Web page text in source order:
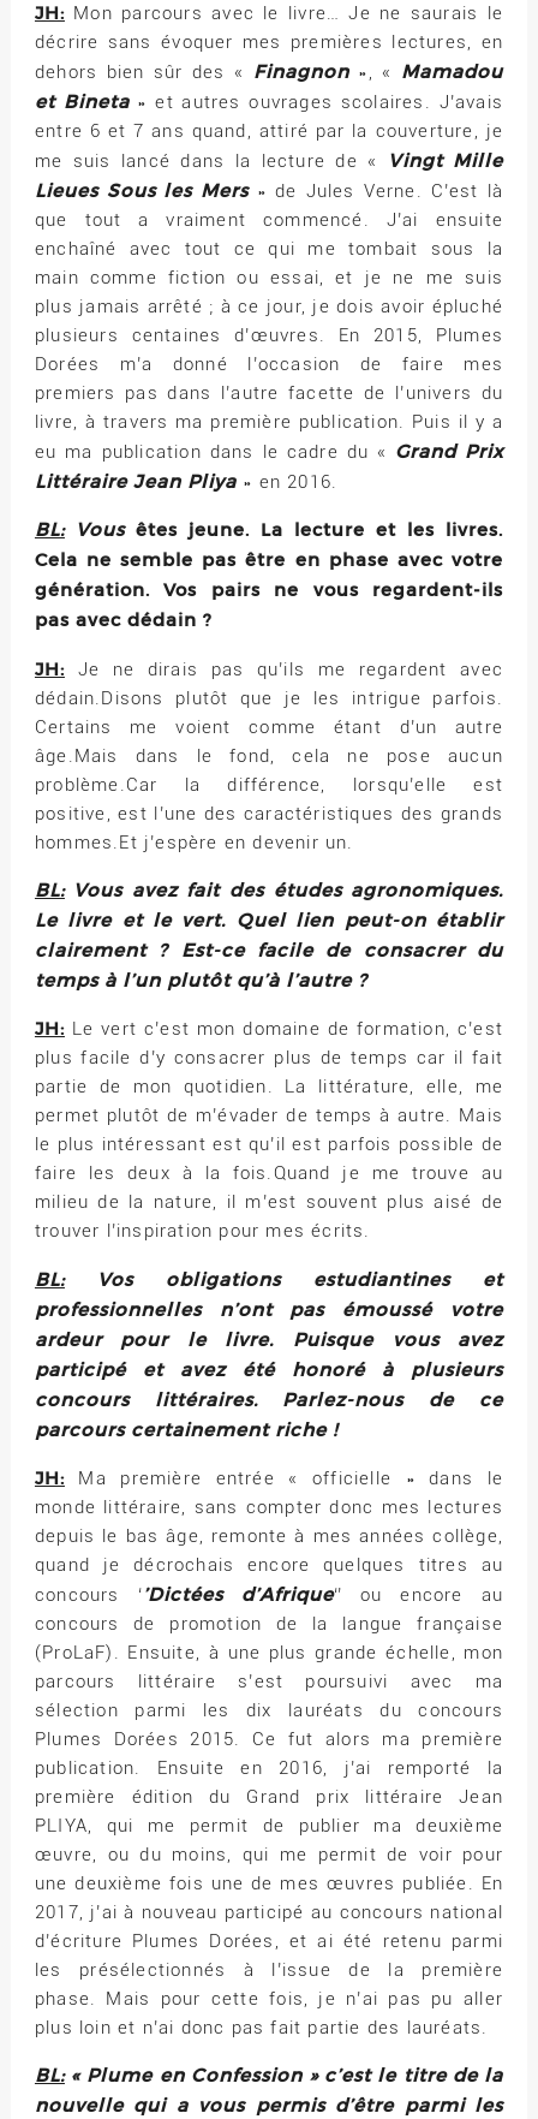
JH:Mon parcours avec le livre… Je ne saurais le
décrire sans évoquer mes premières lectures, en
dehors bien sûr des « Finagnon», « Mamadou
et Bineta» et autres ouvrages scolaires. J’avais
entre 6 et 7 ans quand, attiré par la couverture, je
me suis lancé dans la lecture de «
Vingt Mille
Lieues Sous les Mers » de Jules Verne. C’est là
que tout a vraiment commencé. J’ai ensuite
enchaîné avec tout ce qui me tombait sous la
main comme fiction ou essai, et je ne me suis
plus jamais arrêté ; à ce jour, je dois avoir épluché
plusieurs centaines d’œuvres. En 2015, Plumes
Dorées m’a donné l’occasion de faire mes
premiers pas dans l’autre facette de l’univers du
livre, à travers ma première publication. Puis il y a
eu ma publication dans le cadre du « Grand Prix
Littéraire Jean Pliya» en 2016.
BL:Vousêtes jeune. La lecture et les livres.
Cela ne semble pas être en phase avec votre
génération. Vos pairs ne vous regardent-ils
pas avec dédain ?
JH:Je ne dirais pas qu’ils me regardent avec
dédain.Disons plutôt que je les intrigue parfois.
Certains me voient comme étant d’un autre
âge.Mais dans le fond, cela ne pose aucun
problème.Car la différence, lorsqu’elle est
positive, est l’une des caractéristiques des grands
hommes.Et j’espère en devenir un.
BL:Vous avez fait des études agronomiques.
Le livre et le vert. Quel lien peut-on établir
clairement ? Est-ce facile de consacrer du
temps à l’un plutôt qu’à l’autre ?
JH:Le vert c’est mon domaine de formation, c’est
plus facile d’y consacrer plus de temps car il fait
partie de mon quotidien. La littérature, elle, me
permet plutôt de m’évader de temps à autre. Mais
le plus intéressant est qu’il est parfois possible de
faire les deux à la fois.Quand je me trouve au
milieu de la nature, il m’est souvent plus aisé de
trouver l’inspiration pour mes écrits.
BL:Vos obligations estudiantines et
professionnelles n’ont pas émoussé votre
ardeur pour le livre. Puisque vous avez
participé et avez été honoré à plusieurs
concours littéraires. Parlez-nous de ce
parcours certainement riche !
JH:Ma première entrée « officielle » dans le
monde littéraire, sans compter donc mes lectures
depuis le bas âge, remonte à mes années collège,
quand je décrochais encore quelques titres au
concours ‘’Dictées d’Afrique‘’ ou encore au
concours de promotion de la langue française
(ProLaF). Ensuite, à une plus grande échelle, mon
parcours littéraire s’est poursuivi avec ma
sélection parmi les dix lauréats du concours
Plumes Dorées 2015. Ce fut alors ma première
publication. Ensuite en 2016, j’ai remporté la
première édition du Grand prix littéraire Jean
PLIYA, qui me permit de publier ma deuxième
œuvre, ou du moins, qui me permit de voir pour
une deuxième fois une de mes œuvres publiée. En
2017, j’ai à nouveau participé au concours national
d’écriture Plumes Dorées, et ai été retenu parmi
les présélectionnés à l’issue de la première
phase. Mais pour cette fois, je n’ai pas pu aller
plus loin et n’ai donc pas fait partie des lauréats.
BL:« Plume en Confession » c’est le titre de la
nouvelle qui a vous permis d’être parmi les